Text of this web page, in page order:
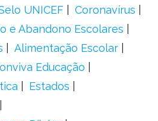
UNICEF
Coronavírus
e Abandono Escolares
Alimentação Escolar
Educação
Estados